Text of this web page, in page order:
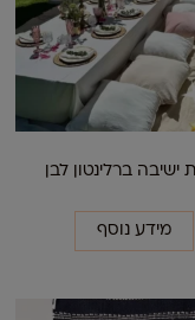
ישיבה ברלינטון לבן
מידע נוסף